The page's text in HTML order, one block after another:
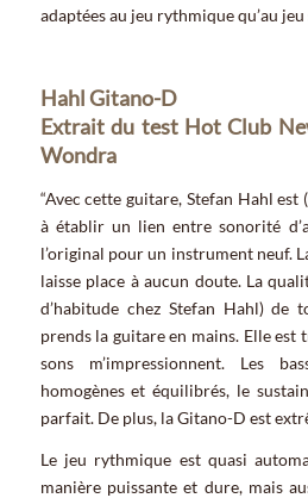
adaptées au jeu rythmique qu’au jeu
Hahl Gitano-D
Extrait du test Hot Club
Wondra
“Avec cette guitare, Stefan Hahl
à établir un lien entre sonorité
l’original pour un instrument neuf.
laisse place à aucun doute. La
d’habitude chez Stefan Hahl) de
prends la guitare en mains. Elle est
sons m’impressionnent. Les
homogènes et équilibrés, le
parfait. De plus, la Gitano-D est
Le jeu rythmique est quasi
manière puissante et dure, mais